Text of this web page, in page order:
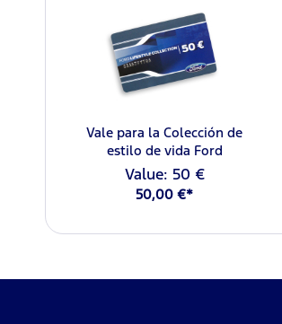
Vale para la Colección de
estilo de vida Ford
Value: 50 €
50,00 €*